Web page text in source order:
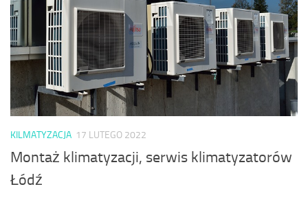
KILMATYZACJA 17 LUTEGO 2022
Montaż klimatyzacji, serwis klimatyzatorów
Łódź